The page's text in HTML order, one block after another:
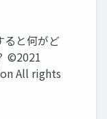
ると何がど
©2021
All rights